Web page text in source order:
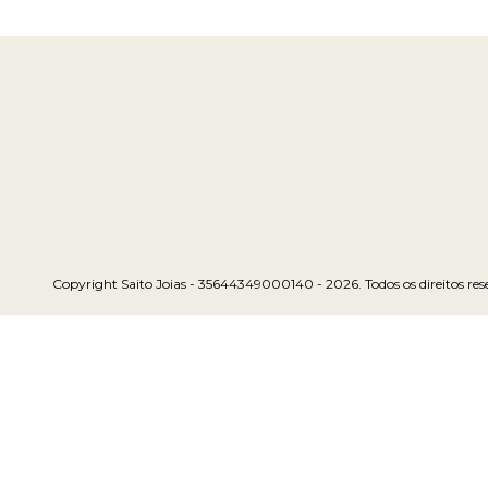
Copyright Saito Joias - 35644349000140 - 2026. Todos os direitos